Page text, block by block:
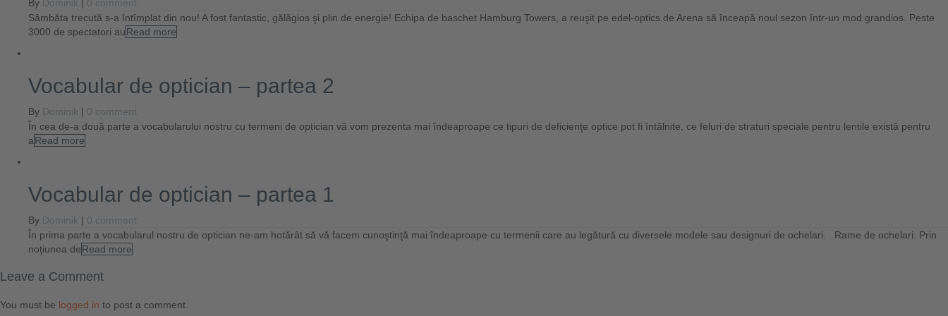
By Dominik
0 comment
Sâmbăta trecută s-a întîmplat din nou! A fost fantastic, gălăgios şi plin de energie! Echipa de baschet Hamburg Towers, a reuşit pe edel-optics.de Arena să înceapă noul sezon într-un mod grandios. Peste
3000 de spectatori auRead more
Vocabular de optician – partea 2
By Dominik | 0 comment
În cea de-a două parte a vocabularului nostru cu termeni de optician vă vom prezenta mai îndeaproape ce tipuri de deficienţe optice pot fi întâlnite, ce feluri de straturi speciale pentru lentile există pentru
aRead more
Vocabular de optician – partea 1
By Dominik | 0 comment
În prima parte a vocabularul nostru de optician ne-am hotărât să vă facem cunoştinţă mai îndeaproape cu termenii care au legătură cu diversele modele sau designuri de ochelari. Rame de ochelari: Prin
noţiunea deRead more
Leave a Comment
You must be logged in to post a comment.